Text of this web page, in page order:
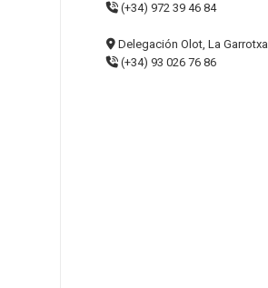
(+34) 972 39 46 84
Delegación Olot, La Garrotxa
(+34) 93 026 76 86